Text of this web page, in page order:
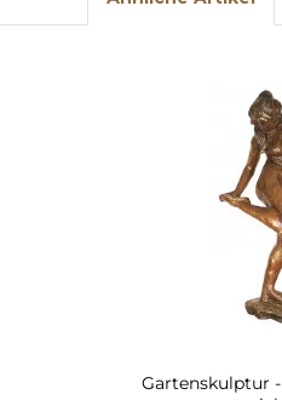
Gartenskulptur